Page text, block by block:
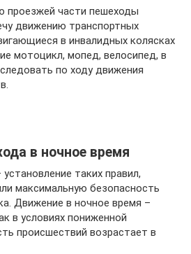
проезжей части пешеходы
движению транспортных
в инвалидных колясках
мотоцикл, мопед, велосипед, в
по ходу движения
в ночное время
таких правил,
максимальную безопасность
Движение в ночное время –
в условиях пониженной
происшествий возрастает в